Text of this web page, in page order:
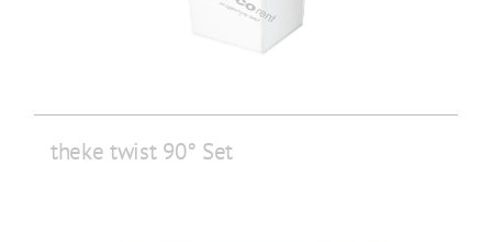
theke twist 90° Set